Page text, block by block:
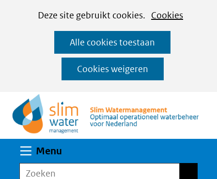
CookiesDeze site gebruikt cookies. Cookies
op
deze
website
worden
toegestaan
Alle cookies toestaan
Cookies weigeren
Ga
naar
de
inhoud
Menu
Zoeken